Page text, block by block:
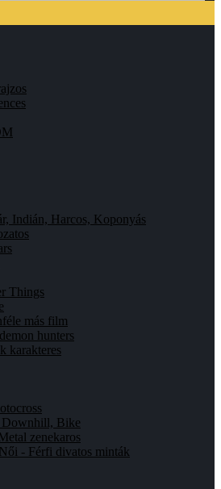
Indián, Harcos, Koponyás
Things
más film
hunters
karakteres
Bike
zenekaros
- Férfi divatos minták